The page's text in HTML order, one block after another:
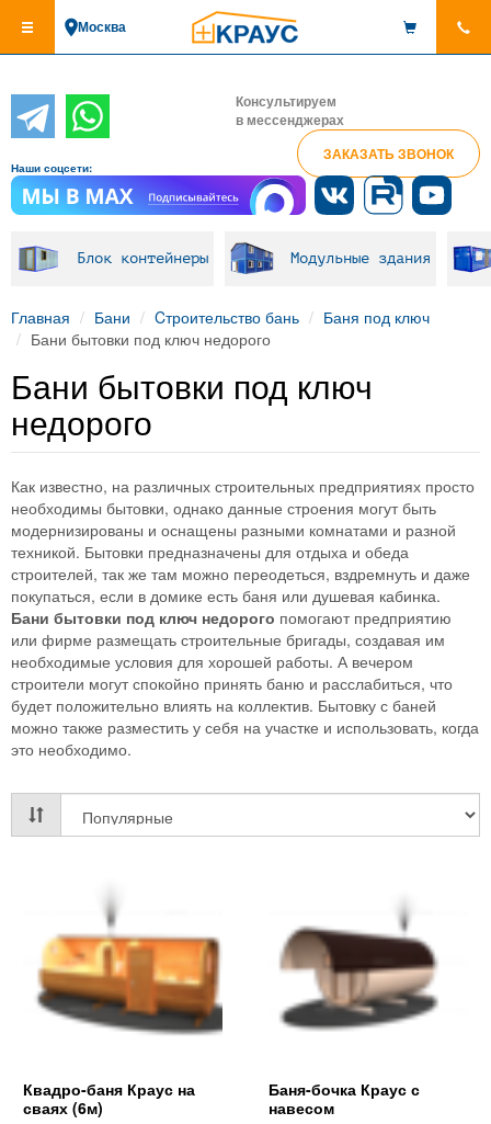
основному
Москва
Консультируем
в мессенджерах
ЗАКАЗАТЬ ЗВОНОК
Наши соцсети:
Блок контейнеры Модульные здания
Главная Бани Cтроительство бань
Баня под ключ
Бани бытовки под ключ недорого
Бани бытовки под ключ
недорого
Как известно, на различных строительных предприятиях просто
необходимы бытовки, однако данные строения могут быть
модернизированы и оснащены разными комнатами и разной
техникой. Бытовки предназначены для отдыха и обеда
строителей, так же там можно переодеться, вздремнуть и даже
покупаться, если в домике есть баня или душевая кабинка.
Бани бытовки под ключ недорого помогают предприятию
или фирме размещать строительные бригады, создавая им
необходимые условия для хорошей работы. А вечером
строители могут спокойно принять баню и расслабиться, что
будет положительно влиять на коллектив. Бытовку с баней
можно также разместить у себя на участке и использовать, когда
это необходимо.
Квадро-баня Краус на
сваях (6м)
Баня-бочка Краус с
навесом